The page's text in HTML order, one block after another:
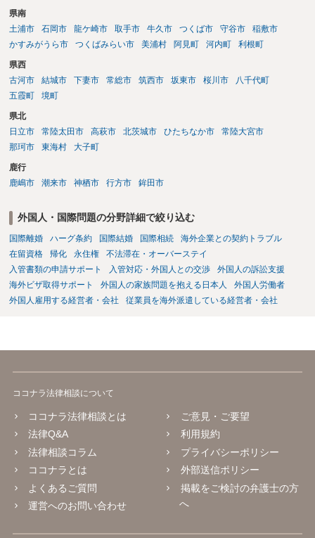
県南
土浦市
石岡市 龍ケ崎市 取手市 牛久市 つくば市 守谷市
稲敷市
かすみがうら市
つくばみらい市 美浦村 阿見町 河内町 利根町
県西
古河市
結城市 下妻市 常総市 筑西市 坂東市 桜川市
八千代町
五霞町
境町
県北
日立市
常陸太田市 高萩市 北茨城市 ひたちなか市
常陸大宮市
那珂市
東海村 大子町
鹿行
鹿嶋市
潮来市 神栖市 行方市 鉾田市
外国人・国際問題の分野詳細で絞り込む
国際離婚 ハーグ条約 国際結婚 国際相続
海外企業との契約トラブル
在留資格
帰化 永住権
不法滞在・オーバーステイ
入管書類の申請サポート
入管対応・外国人との交渉
外国人の訴訟支援
海外ビザ取得サポート
外国人の家族問題を抱える日本人
外国人労働者
外国人雇用する経営者・会社
従業員を海外派遣している経営者・会社
ココナラ法律相談について
ココナラ法律相談とは
法律Q&A
法律相談コラム
ココナラとは
よくあるご質問
運営へのお問い合わせ
ご意見・ご要望
利用規約
プライバシーポリシー
外部送信ポリシー
掲載をご検討の弁護士の方
へ